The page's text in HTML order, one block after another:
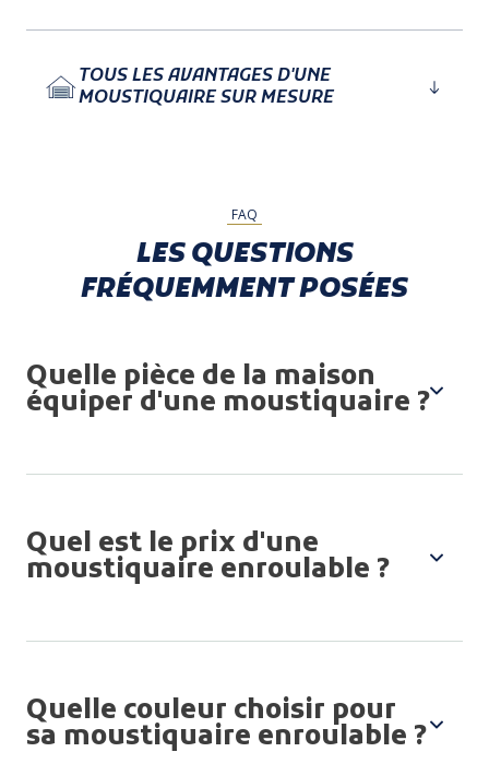
TOUS LES AVANTAGES D'UNE
MOUSTIQUAIRE SUR MESURE
FAQ
LES QUESTIONS
FRÉQUEMMENT POSÉES
Quelle pièce de la maison
équiper d'une moustiquaire ?
Quel est le prix d'une
moustiquaire enroulable ?
Quelle couleur choisir pour
sa moustiquaire enroulable ?